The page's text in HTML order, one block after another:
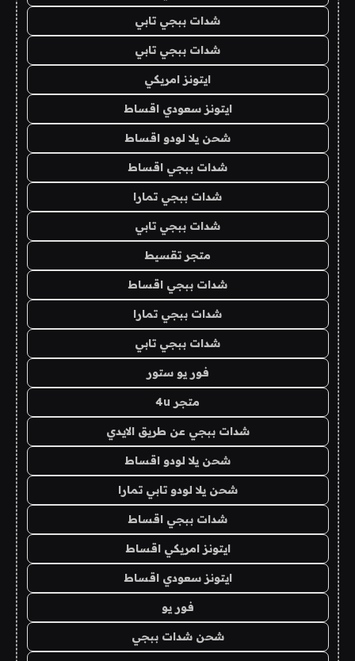
شدات ببجي تابي
شدات ببجي تابي
ايتونز امريكي
ايتونز سعودي اقساط
شحن يلا لودو اقساط
شدات ببجي اقساط
شدات ببجي تمارا
شدات ببجي تابي
متجر تقسيط
شدات ببجي اقساط
شدات ببجي تمارا
شدات ببجي تابي
فور يو ستور
متجر 4u
شدات ببجي عن طريق الايدي
شحن يلا لودو اقساط
شحن يلا لودو تابي تمارا
شدات ببجي اقساط
ايتونز امريكي اقساط
ايتونز سعودي اقساط
فور يو
شحن شدات ببجي